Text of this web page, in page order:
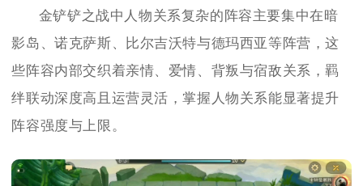
金铲铲之战中人物关系复杂的阵容主要集中在暗
影岛、诺克萨斯、比尔吉沃特与德玛西亚等阵营，这
些阵容内部交织着亲情、爱情、背叛与宿敌关系，羁
绊联动深度高且运营灵活，掌握人物关系能显著提升
阵容强度与上限。